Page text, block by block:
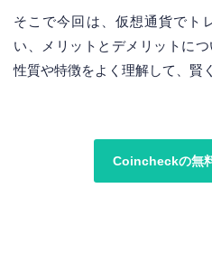
そこで今回は、仮想通貨でト
い、メリットとデメリットに
性質や特徴をよく理解して、賢
Coincheckの無